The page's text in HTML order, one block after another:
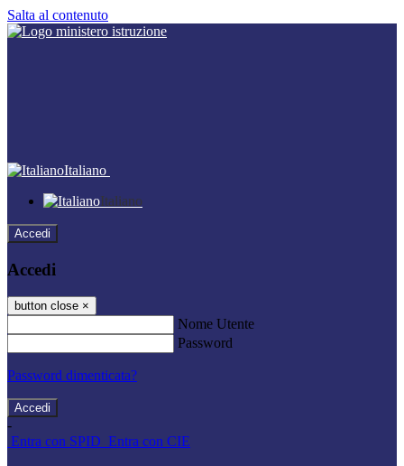
Salta al contenuto
Italiano
Italiano
Accedi
Accedi
button close ×
Nome Utente
Password
Password dimenticata?
-
Entra con SPID Entra con CIE